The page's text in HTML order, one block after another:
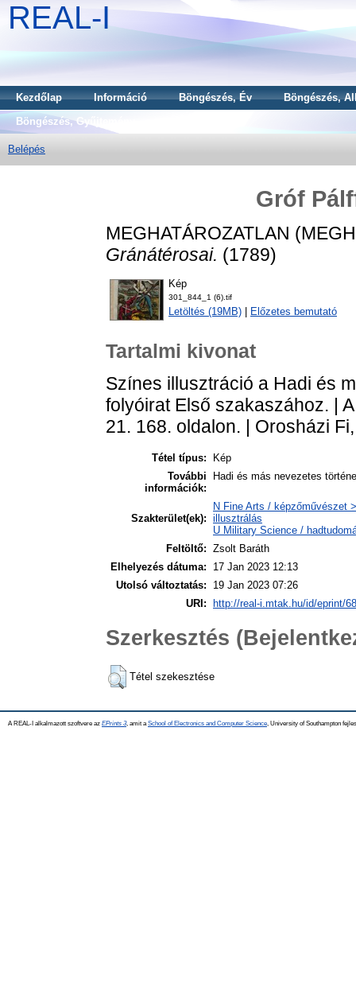
REAL-I
Kezdőlap Információ Böngészés, Év
Böngészés,
Böngészés, Gyűjtemény
Belépés
Gróf
MEGHATÁROZATLAN
Gránátérosai. (1789)
Kép
301_844_1 (6).tif
Letöltés (19MB) Előzetes bemutató
Tartalmi kivonat
Színes illusztráció a Hadi és
folyóirat Első szakaszához. |
21. 168. oldalon. | Orosházi
Tétel típus:
Kép
További
információk:
Hadi és más nevezetes
Szakterület(ek):
N Fine Arts / képzőművészet
illusztrálás
U Military Science /
Feltöltő: Zsolt Baráth
Elhelyezés dátuma:
17 Jan 2023 12:13
Utolsó változtatás:
19 Jan 2023 07:26
URI: http://real-i.mtak.hu/id/eprint/
Szerkesztés
Tétel szekesztése
A REAL-I alkalmazott szoftvere az EPrints 3, amit a School of Electronics and Computer Science , University of Southampton